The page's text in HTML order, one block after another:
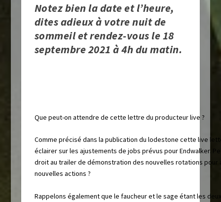
Notez bien la date et l’heure,
dites adieux à votre nuit de
sommeil et rendez-vous le18
septembre 2021 à 4h du matin.
Que peut-on attendre de cette lettre du producteur live ?
Comme précisé dans la publication du lodestone cette live
éclairer sur les ajustements de jobs prévus pour Endwalker.
droit au trailer de démonstration des nouvelles rotations pour
nouvelles actions ?
Rappelons également que le faucheur et le sage étant les